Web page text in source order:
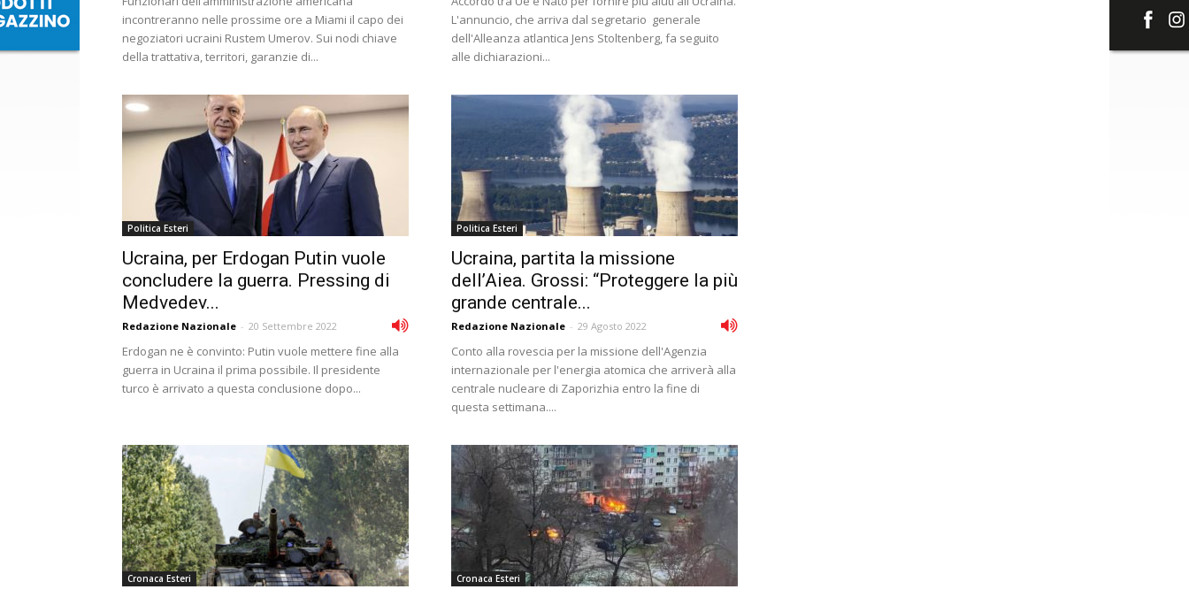
incontreranno nelle prossime ore a Miami il capo dei
negoziatori ucraini Rustem Umerov. Sui nodi chiave
della trattativa, territori, garanzie di...
L'annuncio, che arriva dal segretario generale
dell'Alleanza atlantica Jens Stoltenberg, fa seguito
alle dichiarazioni...
Politica Esteri
Ucraina, per Erdogan Putin vuole
concludere la guerra. Pressing di
Medvedev...
Redazione Nazionale - 20 Settembre 2022
Erdogan ne è convinto: Putin vuole mettere fine alla
guerra in Ucraina il prima possibile. Il presidente
turco è arrivato a questa conclusione dopo...
Politica Esteri
Ucraina, partita la missione
dell’Aiea. Grossi: “Proteggere la più
grande centrale...
Redazione Nazionale - 29 Agosto 2022
Conto alla rovescia per la missione dell'Agenzia
internazionale per l'energia atomica che arriverà alla
centrale nucleare di Zaporizhia entro la fine di
questa settimana....
Cronaca Esteri Cronaca Esteri